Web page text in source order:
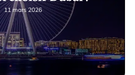
11 mars 2026